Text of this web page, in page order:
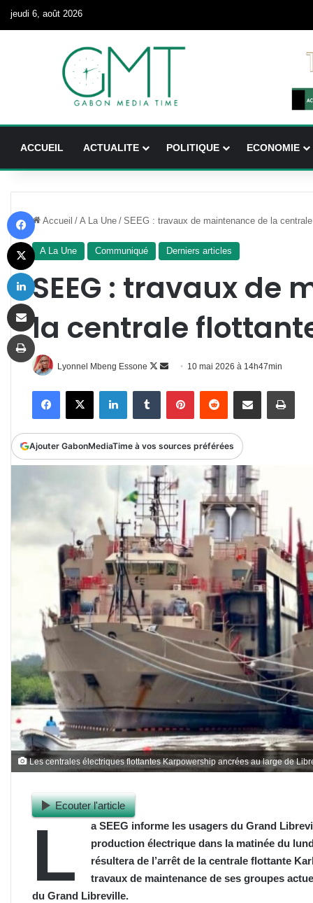
jeudi 6, août 2026
ACCUEIL ACTUALITE POLITIQUE ECONOMIE
Accueil / A La Une / SEEG : travaux de maintenance de la
A La Une Communiqué Derniers articles
SEEG : travaux de
la centrale
Lyonnel Mbeng Essone
Follow
Envoyer
courriel
10 mai 2026 à 14h47min
FacebookX LinkedinTumblr PinterestReddit Partager par email
Ajouter GabonMediaTime à vos sources préférées
Les centrales électriques flottantes Karpowership ancrées au large de
Ecouter l'article
L
a SEEG informe les usagers du Grand
production électrique dans la matinée du
résultera de l’arrêt de la centrale flottante
travaux de maintenance de ses groupes
du Grand Libreville.
X
Imprimer